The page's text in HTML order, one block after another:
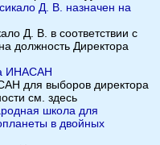
Д. В. назначен на
Д. В. в соответствии с
должность Директора
ИНАСАН
для выборов директора
см. здесь
школа для
в двойных